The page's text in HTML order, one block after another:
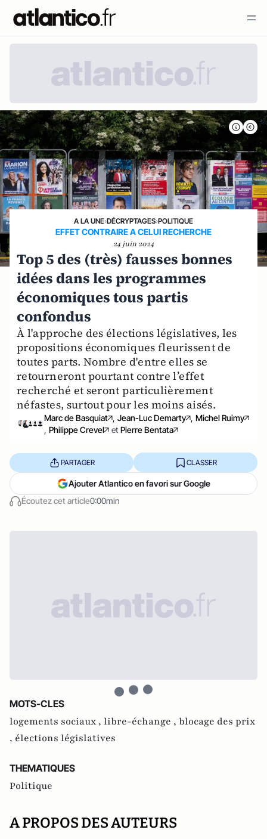
A LA UNE›DÉCRYPTAGES›POLITIQUE
EFFET CONTRAIRE A CELUI RECHERCHE
24 juin 2024
Top 5 des (très) fausses bonnes
idées dans les programmes
économiques tous partis
confondus
À l'approche des élections législatives, les
propositions économiques fleurissent de
toutes parts. Nombre d'entre elles se
retourneront pourtant contre l’effet
recherché et seront particulièrement
néfastes, surtout pour les moins aisés.
Marc de Basquiat , Jean-Luc Demarty , Michel Ruimy
, Philippe Crevel et Pierre Bentata
Écoutez cet article0:00min
PARTAGER CLASSER
Ajouter Atlantico en favori sur Google
MOTS-CLES
logements sociaux , libre-échange , blocage des prix
, élections législatives
THEMATIQUES
Politique
A PROPOS DES AUTEURS